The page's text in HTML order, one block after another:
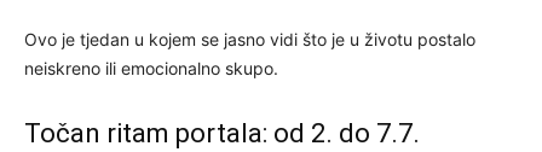
Ovo je tjedan u kojem se jasno vidi što je u životu postalo
neiskreno ili emocionalno skupo.
Točan ritam portala: od 2. do 7.7.